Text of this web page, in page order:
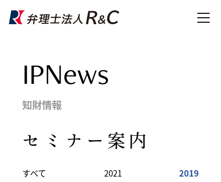
IPNews
知財情報
セミナー案内
すべて 2021 2019